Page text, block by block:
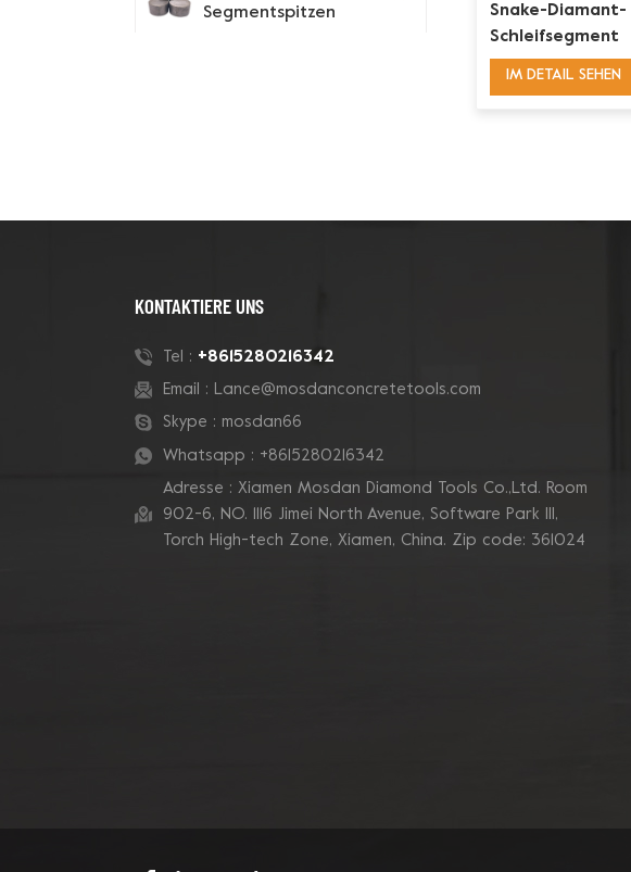
Snake-Diamant-
Schleifsegment
IM DETAIL SEHEN
Segmentspitzen
7-Zoll-10-V-Segment-
zum Schleifen von
Betonkanten
Blastrac Doppel-
Zickzack-Segment-
Diamantschleifblätter
KONTAKTIERE UNS
Tel : +8615280216342
Email : Lance@mosdanconcretetools.com
Skype : mosdan66
Whatsapp : +8615280216342
Adresse : Xiamen Mosdan Diamond Tools Co.,Ltd. Room
902-6, NO. 1116 Jimei North Avenue, Software Park Ill,
Torch High-tech Zone, Xiamen, China. Zip code: 361024